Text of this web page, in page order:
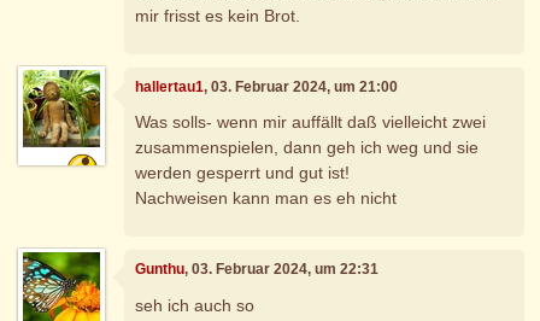
mir frisst es kein Brot.
hallertau1, 03. Februar 2024, um 21:00
Was solls- wenn mir auffällt daß vielleicht zwei
zusammenspielen, dann geh ich weg und sie
werden gesperrt und gut ist!
Nachweisen kann man es eh nicht
Gunthu, 03. Februar 2024, um 22:31
seh ich auch so